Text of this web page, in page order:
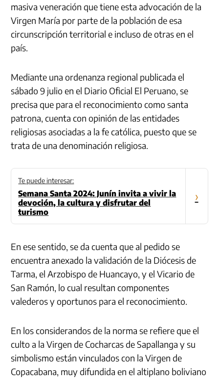
masiva veneración que tiene esta advocación de la
Virgen María por parte de la población de esa
circunscripción territorial e incluso de otras en el
país.
Mediante una ordenanza regional publicada el
sábado 9 julio en el Diario Oficial El Peruano, se
precisa que para el reconocimiento como santa
patrona, cuenta con opinión de las entidades
religiosas asociadas a la fe católica, puesto que se
trata de una denominación religiosa.
Te puede interesar:
Semana Santa 2024: Junín invita a vivir la
devoción, la cultura y disfrutar del
turismo
›
En ese sentido, se da cuenta que al pedido se
encuentra anexado la validación de la Diócesis de
Tarma, el Arzobispo de Huancayo, y el Vicario de
San Ramón, lo cual resultan componentes
valederos y oportunos para el reconocimiento.
En los considerandos de la norma se refiere que el
culto a la Virgen de Cocharcas de Sapallanga y su
simbolismo están vinculados con la Virgen de
Copacabana, muy difundida en el altiplano boliviano